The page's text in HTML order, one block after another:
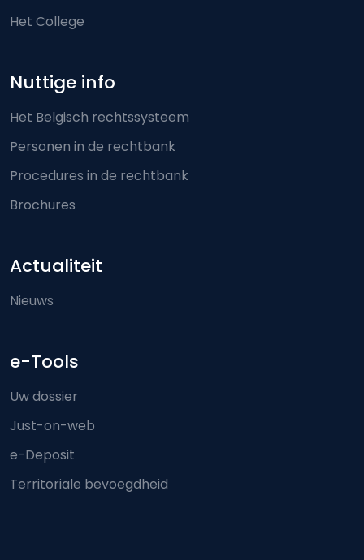
Het College
Nuttige info
Het Belgisch rechtssysteem
Personen in de rechtbank
Procedures in de rechtbank
Brochures
Actualiteit
Nieuws
e-Tools
Uw dossier
Just-on-web
e-Deposit
Territoriale bevoegdheid